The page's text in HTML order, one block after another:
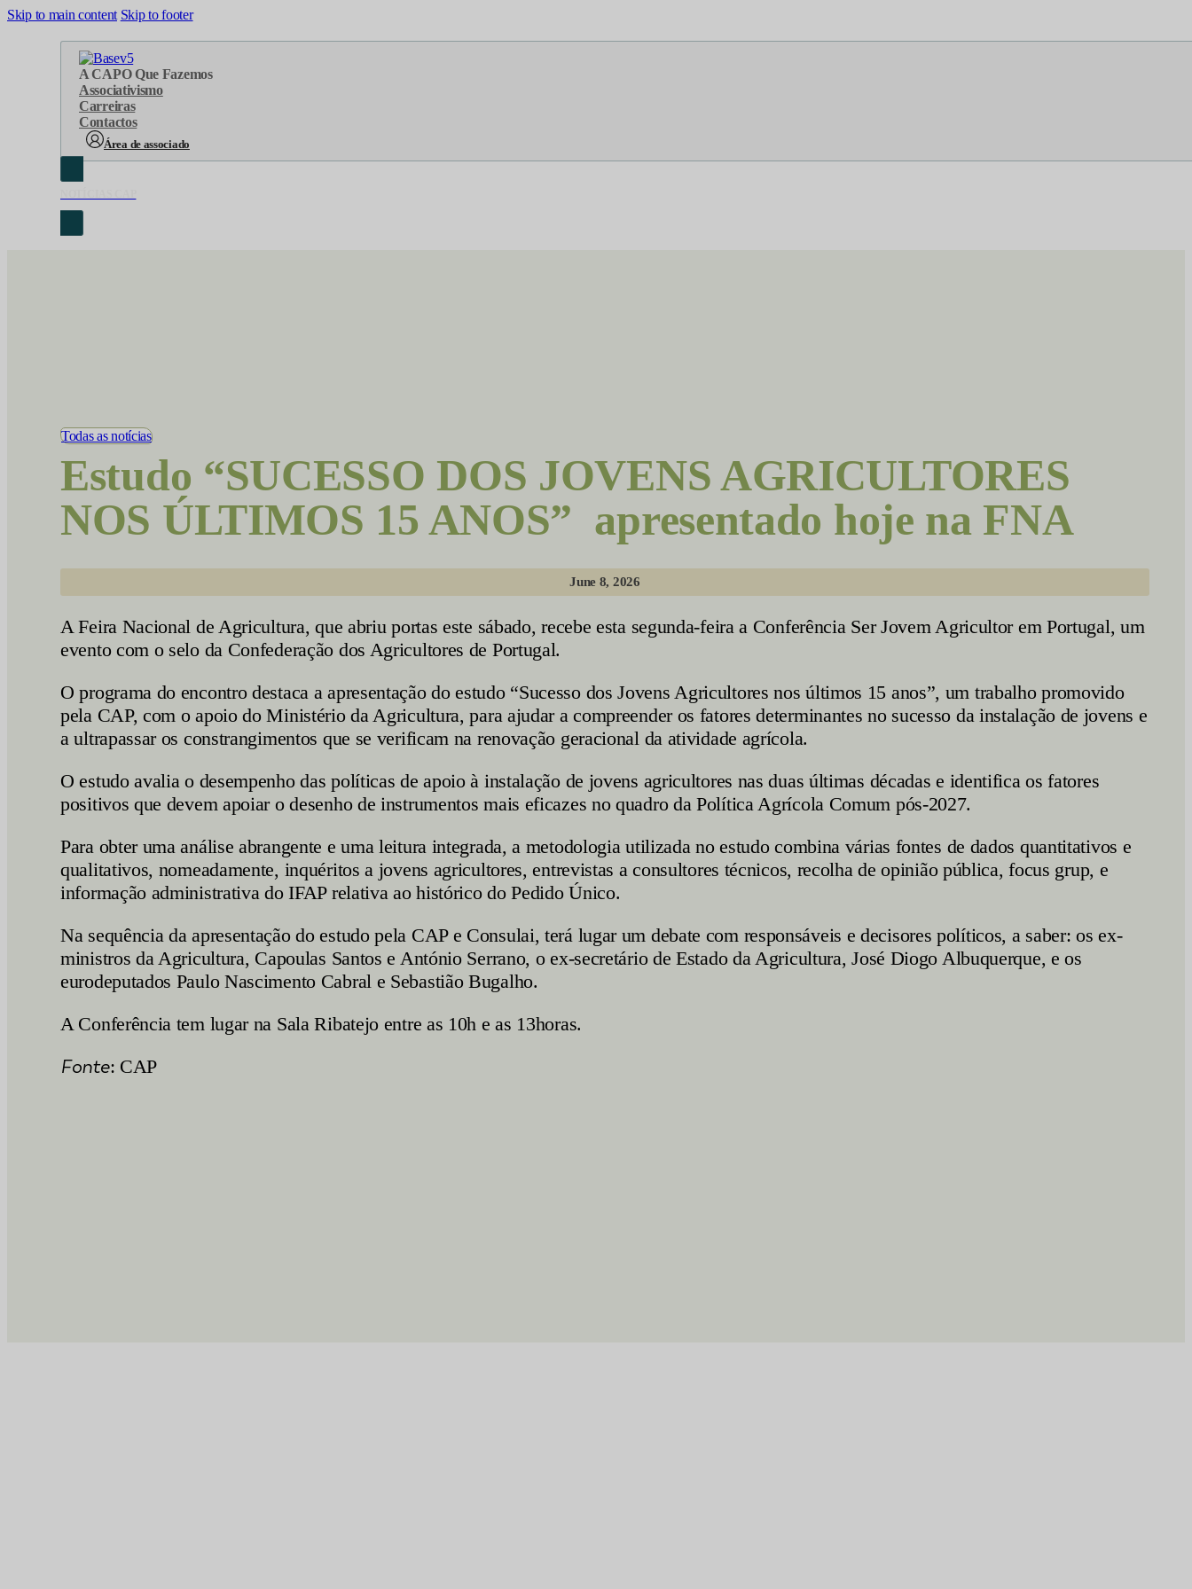
Skip to main content Skip to footer
A CAPO Que Fazemos
Associativismo
Carreiras
Contactos
Área de associado
Todas as notícias
Estudo “SUCESSO DOS JOVENS AGRICULTORES
NOS ÚLTIMOS 15 ANOS” apresentado hoje na FNA
June 8, 2026
A Feira Nacional de Agricultura, que abriu portas este sábado, recebe esta segunda-feira a Conferência Ser Jovem Agricultor em Portugal, um
evento com o selo da Confederação dos Agricultores de Portugal.
O programa do encontro destaca a apresentação do estudo “Sucesso dos Jovens Agricultores nos últimos 15 anos”, um trabalho promovido
pela CAP, com o apoio do Ministério da Agricultura, para ajudar a compreender os fatores determinantes no sucesso da instalação de jovens e
a ultrapassar os constrangimentos que se verificam na renovação geracional da atividade agrícola.
O estudo avalia o desempenho das políticas de apoio à instalação de jovens agricultores nas duas últimas décadas e identifica os fatores
positivos que devem apoiar o desenho de instrumentos mais eficazes no quadro da Política Agrícola Comum pós-2027.
Para obter uma análise abrangente e uma leitura integrada, a metodologia utilizada no estudo combina várias fontes de dados quantitativos e
qualitativos, nomeadamente, inquéritos a jovens agricultores, entrevistas a consultores técnicos, recolha de opinião pública, focus grup, e
informação administrativa do IFAP relativa ao histórico do Pedido Único.
Na sequência da apresentação do estudo pela CAP e Consulai, terá lugar um debate com responsáveis e decisores políticos, a saber: os ex-
ministros da Agricultura, Capoulas Santos e António Serrano, o ex-secretário de Estado da Agricultura, José Diogo Albuquerque, e os
eurodeputados Paulo Nascimento Cabral e Sebastião Bugalho.
A Conferência tem lugar na Sala Ribatejo entre as 10h e as 13horas.
Fonte: CAP